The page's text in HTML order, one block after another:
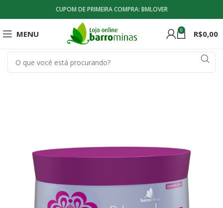
CUPOM DE PRIMEIRA COMPRA: BMLOVER
MENU 0 R$0,00